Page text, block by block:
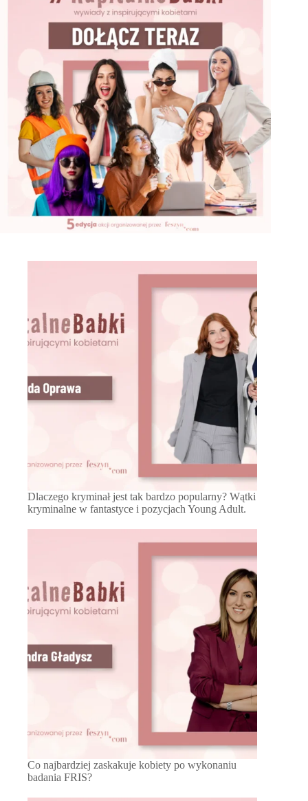
Dlaczego kryminał jest tak bardzo popularny? Wątki
kryminalne w fantastyce i pozycjach Young Adult.
Co najbardziej zaskakuje kobiety po wykonaniu
badania FRIS?